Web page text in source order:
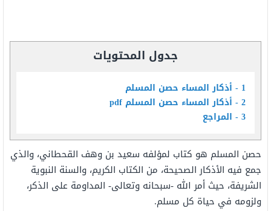
جدول المحتويات
1
أذكار المساء حصن المسلم
2 أذكار المساء حصن المسلم pdf
3 المراجع
حصن المسلم هو كتاب لمؤلفه سعيد بن وهف القحطاني، والذي
جمع فيه الأذكار الصحيحة، من الكتاب الكريم، والسنة النبوية
الشريفة، حيث أمر الله -سبحانه وتعالى- المداومة على الذكر،
ولزومه في حياة كل مسلم.